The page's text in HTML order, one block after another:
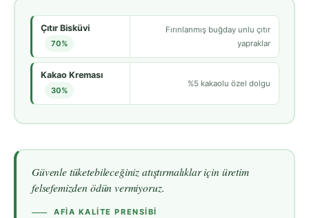
Çıtır Bisküvi
70%
Fırınlanmış buğday unlu çıtır
yapraklar
Kakao Kreması
30%
%5 kakaolu özel dolgu
Güvenle tüketebileceğiniz atıştırmalıklar için üretim
felsefemizden ödün vermiyoruz.
AFIA KALITE PRENSIBI